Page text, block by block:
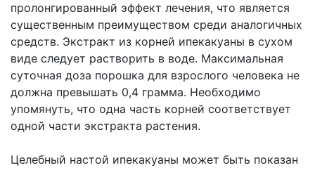
пролонгированный эффект лечения, что является
существенным преимуществом среди аналогичных
средств. Экстракт из корней ипекакуаны в сухом
виде следует растворить в воде. Максимальная
суточная доза порошка для взрослого человека не
должна превышать 0,4 грамма. Необходимо
упомянуть, что одна часть корней соответствует
одной части экстракта растения.
Целебный настой ипекакуаны может быть показан